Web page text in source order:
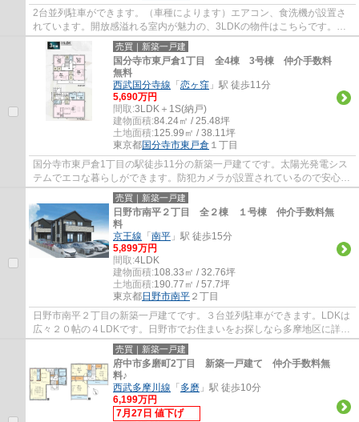
2台並列駐車ができます。（車種によります）エアコン、食洗機が設置さ
れています。開放感溢れる室内が魅力の、3LDKの物件はこちらです。立
川市での住まい探しは、地域に特化したエージ...
売買｜新築一戸建
国分寺市東戸倉1丁目 全4棟 3号棟 仲介手数料
無料
西武国分寺線 「 恋ヶ窪 」駅 徒歩11分
5,690万円
間取:3LDK＋1S(納戸)
建物面積:84.24㎡ / 25.48坪
土地面積:125.99㎡ / 38.11坪
東京都国分寺市東戸倉 １丁目
国分寺市東戸倉1丁目の駅徒歩11分の新築一戸建てです。太陽光発電シス
テムでエコな暮らしができます。防犯カメラが設置されているので安心感
があります。国分寺市でお住まいをお探しな...
売買｜新築一戸建
日野市南平２丁目 全２棟 １号棟 仲介手数料無
料
京王線 「 南平 」駅 徒歩15分
5,899万円
間取:4LDK
建物面積:108.33㎡ / 32.76坪
土地面積:190.77㎡ / 57.7坪
東京都日野市南平 ２丁目
日野市南平２丁目の新築一戸建てです。３台並列駐車ができます。LDKは
広々２０帖の４LDKです。日野市でお住まいをお探しなら多摩地区に詳し
いエージーホームに是非お任せください。ま...
売買｜新築一戸建
府中市多磨町2丁目 新築一戸建て 仲介手数料無
料♪
西武多摩川線 「 多磨 」駅 徒歩10分
6,199万円
7月27日 値下げ